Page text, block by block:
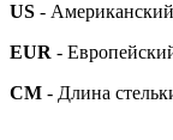
US -
EUR -
СМ - Длина